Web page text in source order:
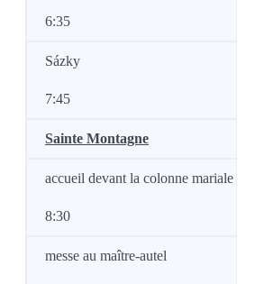
6:35
Sázky
7:45
Sainte Montagne
accueil devant la colonne mariale
8:30
messe au maître-autel